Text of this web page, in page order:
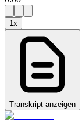
1x
Transkript anzeigen